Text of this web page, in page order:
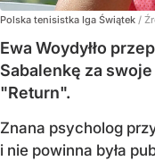
Polska tenisistka Iga Świątek /
Ewa Woydyłło
Sabalenkę za
"Return".
Znana psycholog
i nie powinna była